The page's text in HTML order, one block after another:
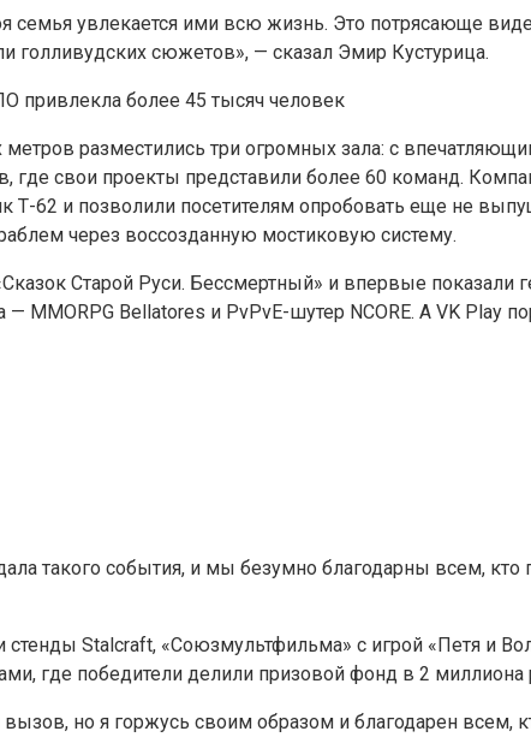
увлекается ими всю жизнь. Это потрясающе
голливудских сюжетов», — сказал Эмир Кустурица.
разместились три огромных зала: с
где свои проекты представили более 60 команд.
Т-62 и позволили посетителям опробовать еще не
через воссозданную мостиковую систему.
Старой Руси. Бессмертный» и впервые
MMORPG Bellatores и PvPvE-шутер NCORE. А VK Play
такого события, и мы безумно благодарны всем,
стенды Stalcraft, «Союзмультфильма» с игрой «Петя и
где победители делили призовой фонд в 2
но я горжусь своим образом и благодарен всем,